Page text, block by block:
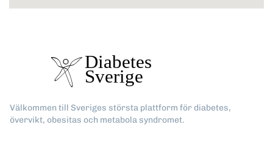
Välkommen till Sveriges största plattform för diabetes,
övervikt, obesitas och metabola syndromet.